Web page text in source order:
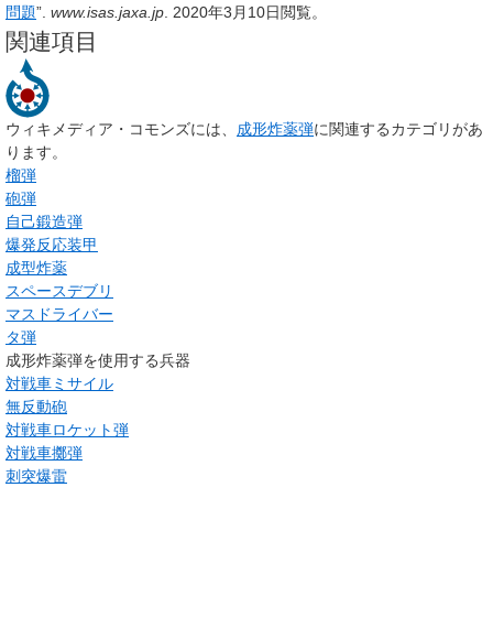
問題”. www.isas.jaxa.jp . 2020年3月10日閲覧。
関連項目
ウィキメディア・コモンズには、 成形炸薬弾に関連するカテゴリがあ
ります。
榴弾
砲弾
自己鍛造弾
爆発反応装甲
成型炸薬
スペースデブリ
マスドライバー
タ弾
成形炸薬弾を使用する兵器
対戦車ミサイル
無反動砲
対戦車ロケット弾
対戦車擲弾
刺突爆雷